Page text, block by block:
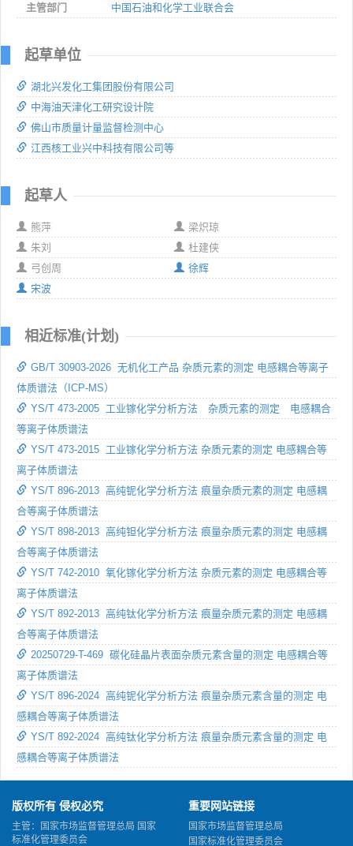
主管部门
中国石油和化学工业联合会
起草单位
湖北兴发化工集团股份有限公司
中海油天津化工研究设计院
佛山市质量计量监督检测中心
江西核工业兴中科技有限公司等
起草人
熊萍
梁炽琼
朱刘
杜建侠
弓创周
徐辉
宋波
相近标准(计划)
GB/T 30903-2026 无机化工产品 杂质元素的测定 电感耦合等离子
体质谱法（ICP-MS）
YS/T 473-2005 工业镓化学分析方法 杂质元素的测定 电感耦合
等离子体质谱法
YS/T 473-2015 工业镓化学分析方法 杂质元素的测定 电感耦合等
离子体质谱法
YS/T 896-2013 高纯铌化学分析方法 痕量杂质元素的测定 电感耦
合等离子体质谱法
YS/T 898-2013 高纯钽化学分析方法 痕量杂质元素的测定 电感耦
合等离子体质谱法
YS/T 742-2010 氧化镓化学分析方法 杂质元素的测定 电感耦合等
离子体质谱法
YS/T 892-2013 高纯钛化学分析方法 痕量杂质元素的测定 电感耦
合等离子体质谱法
20250729-T-469 碳化硅晶片表面杂质元素含量的测定 电感耦合等
离子体质谱法
YS/T 896-2024 高纯铌化学分析方法 痕量杂质元素含量的测定 电
感耦合等离子体质谱法
YS/T 892-2024 高纯钛化学分析方法 痕量杂质元素含量的测定 电
感耦合等离子体质谱法
版权所有 侵权必究
主管：国家市场监督管理总局 国家
标准化管理委员会
重要网站链接
国家市场监督管理总局
国家标准化管理委员会